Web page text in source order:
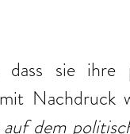
sie ihre
Nachdruck
dem